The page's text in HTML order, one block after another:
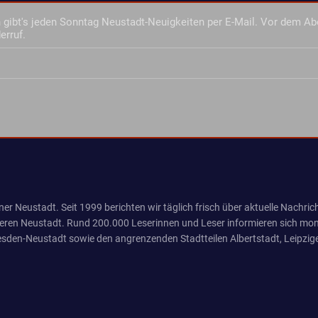
jeden Sonntag Neustadt-Neuigkeiten per E-Mail. Vor dem
Neustadt. Seit 1999 berichten wir täglich frisch über aktuelle
Neustadt. Rund 200.000 Leserinnen und Leser informieren sich
Neustadt sowie den angrenzenden Stadtteilen Albertstadt,